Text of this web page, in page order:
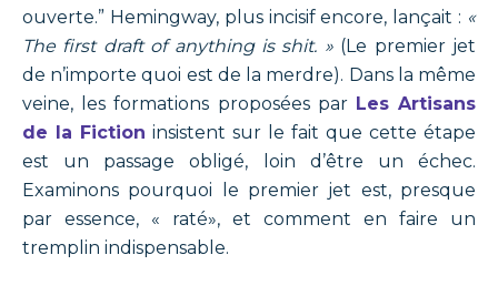
ouverte.” Hemingway, plus incisif encore, lançait : «
The first draft of anything is shit. »(Le premier jet
de n’importe quoi est de la merdre). Dans la même
veine, les formations proposées par Les Artisans
de la Fiction insistent sur le fait que cette étape
est un passage obligé, loin d’être un échec.
Examinons pourquoi le premier jet est, presque
par essence, « raté», et comment en faire un
tremplin indispensable.